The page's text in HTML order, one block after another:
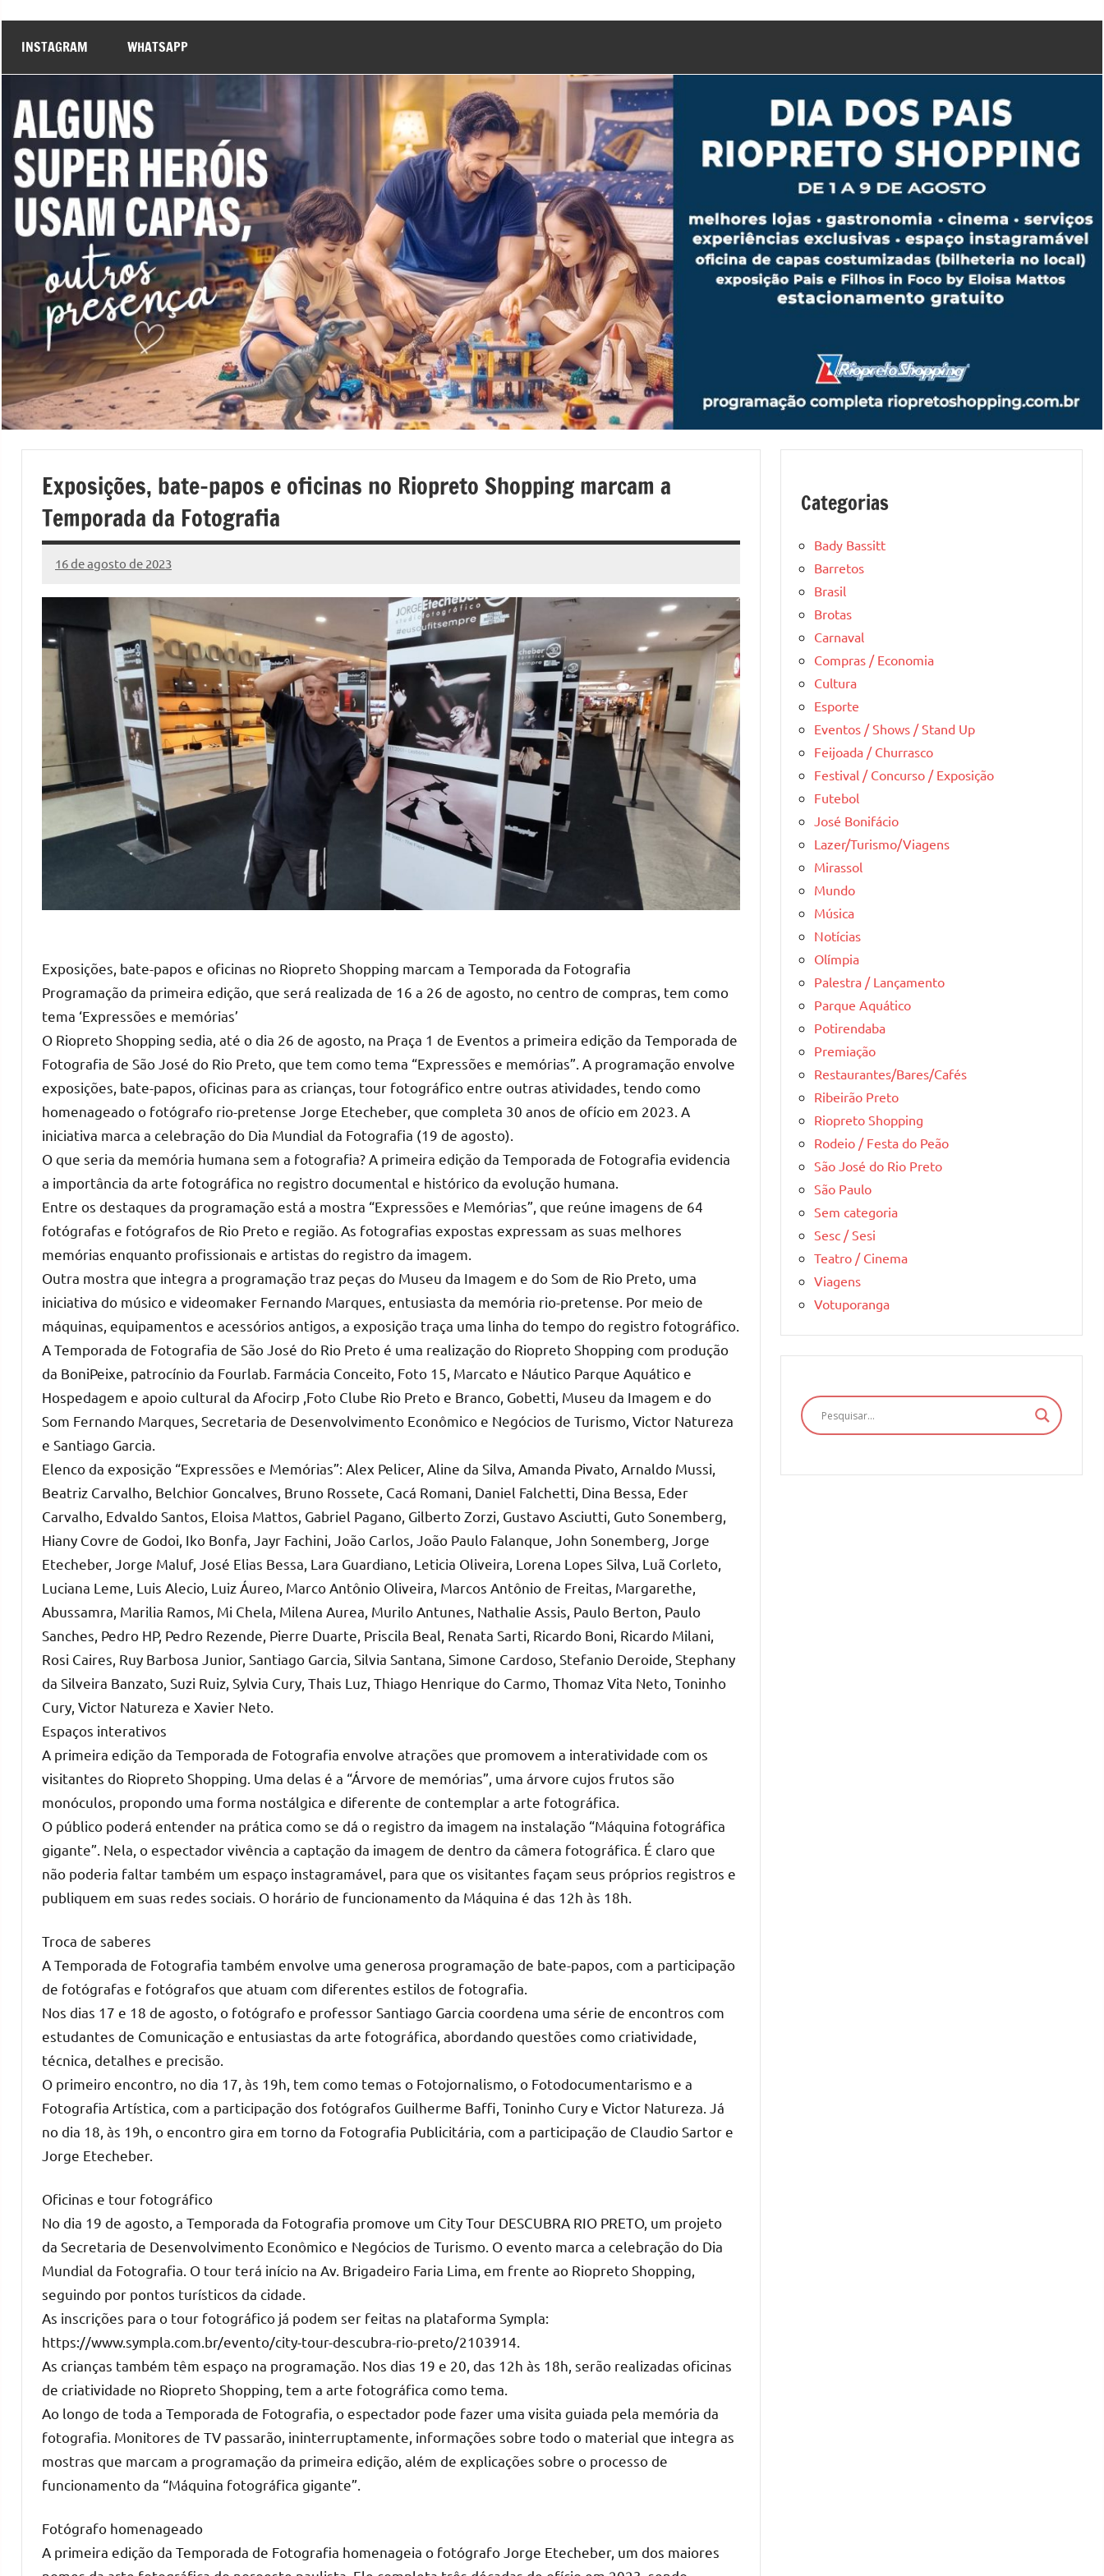
INSTAGRAM WHATSAPP
Exposições, bate-papos e oficinas no Riopreto Shopping marcam a
Temporada da Fotografia
16 de agosto de 2023
Marcelo
Fachin
1
comentário
Exposições, bate-papos e oficinas no Riopreto Shopping marcam a Temporada da Fotografia
Programação da primeira edição, que será realizada de 16 a 26 de agosto, no centro de compras, tem como
tema ‘Expressões e memórias’
O Riopreto Shopping sedia, até o dia 26 de agosto, na Praça 1 de Eventos a primeira edição da Temporada de
Fotografia de São José do Rio Preto, que tem como tema “Expressões e memórias”. A programação envolve
exposições, bate-papos, oficinas para as crianças, tour fotográfico entre outras atividades, tendo como
homenageado o fotógrafo rio-pretense Jorge Etecheber, que completa 30 anos de ofício em 2023. A
iniciativa marca a celebração do Dia Mundial da Fotografia (19 de agosto).
O que seria da memória humana sem a fotografia? A primeira edição da Temporada de Fotografia evidencia
a importância da arte fotográfica no registro documental e histórico da evolução humana.
Entre os destaques da programação está a mostra “Expressões e Memórias”, que reúne imagens de 64
fotógrafas e fotógrafos de Rio Preto e região. As fotografias expostas expressam as suas melhores
memórias enquanto profissionais e artistas do registro da imagem.
Outra mostra que integra a programação traz peças do Museu da Imagem e do Som de Rio Preto, uma
iniciativa do músico e videomaker Fernando Marques, entusiasta da memória rio-pretense. Por meio de
máquinas, equipamentos e acessórios antigos, a exposição traça uma linha do tempo do registro fotográfico.
A Temporada de Fotografia de São José do Rio Preto é uma realização do Riopreto Shopping com produção
da BoniPeixe, patrocínio da Fourlab. Farmácia Conceito, Foto 15, Marcato e Náutico Parque Aquático e
Hospedagem e apoio cultural da Afocirp ,Foto Clube Rio Preto e Branco, Gobetti, Museu da Imagem e do
Som Fernando Marques, Secretaria de Desenvolvimento Econômico e Negócios de Turismo, Victor Natureza
e Santiago Garcia.
Elenco da exposição “Expressões e Memórias”: Alex Pelicer, Aline da Silva, Amanda Pivato, Arnaldo Mussi,
Beatriz Carvalho, Belchior Goncalves, Bruno Rossete, Cacá Romani, Daniel Falchetti, Dina Bessa, Eder
Carvalho, Edvaldo Santos, Eloisa Mattos, Gabriel Pagano, Gilberto Zorzi, Gustavo Asciutti, Guto Sonemberg,
Hiany Covre de Godoi, Iko Bonfa, Jayr Fachini, João Carlos, João Paulo Falanque, John Sonemberg, Jorge
Etecheber, Jorge Maluf, José Elias Bessa, Lara Guardiano, Leticia Oliveira, Lorena Lopes Silva, Luã Corleto,
Luciana Leme, Luis Alecio, Luiz Áureo, Marco Antônio Oliveira, Marcos Antônio de Freitas, Margarethe,
Abussamra, Marilia Ramos, Mi Chela, Milena Aurea, Murilo Antunes, Nathalie Assis, Paulo Berton, Paulo
Sanches, Pedro HP, Pedro Rezende, Pierre Duarte, Priscila Beal, Renata Sarti, Ricardo Boni, Ricardo Milani,
Rosi Caires, Ruy Barbosa Junior, Santiago Garcia, Silvia Santana, Simone Cardoso, Stefanio Deroide, Stephany
da Silveira Banzato, Suzi Ruiz, Sylvia Cury, Thais Luz, Thiago Henrique do Carmo, Thomaz Vita Neto, Toninho
Cury, Victor Natureza e Xavier Neto.
Espaços interativos
A primeira edição da Temporada de Fotografia envolve atrações que promovem a interatividade com os
visitantes do Riopreto Shopping. Uma delas é a “Árvore de memórias”, uma árvore cujos frutos são
monóculos, propondo uma forma nostálgica e diferente de contemplar a arte fotográfica.
O público poderá entender na prática como se dá o registro da imagem na instalação “Máquina fotográfica
gigante”. Nela, o espectador vivência a captação da imagem de dentro da câmera fotográfica. É claro que
não poderia faltar também um espaço instagramável, para que os visitantes façam seus próprios registros e
publiquem em suas redes sociais. O horário de funcionamento da Máquina é das 12h às 18h.
Troca de saberes
A Temporada de Fotografia também envolve uma generosa programação de bate-papos, com a participação
de fotógrafas e fotógrafos que atuam com diferentes estilos de fotografia.
Nos dias 17 e 18 de agosto, o fotógrafo e professor Santiago Garcia coordena uma série de encontros com
estudantes de Comunicação e entusiastas da arte fotográfica, abordando questões como criatividade,
técnica, detalhes e precisão.
O primeiro encontro, no dia 17, às 19h, tem como temas o Fotojornalismo, o Fotodocumentarismo e a
Fotografia Artística, com a participação dos fotógrafos Guilherme Baffi, Toninho Cury e Victor Natureza. Já
no dia 18, às 19h, o encontro gira em torno da Fotografia Publicitária, com a participação de Claudio Sartor e
Jorge Etecheber.
Oficinas e tour fotográfico
No dia 19 de agosto, a Temporada da Fotografia promove um City Tour DESCUBRA RIO PRETO, um projeto
da Secretaria de Desenvolvimento Econômico e Negócios de Turismo. O evento marca a celebração do Dia
Mundial da Fotografia. O tour terá início na Av. Brigadeiro Faria Lima, em frente ao Riopreto Shopping,
seguindo por pontos turísticos da cidade.
As inscrições para o tour fotográfico já podem ser feitas na plataforma Sympla:
https://www.sympla.com.br/evento/city-tour-descubra-rio-preto/2103914.
As crianças também têm espaço na programação. Nos dias 19 e 20, das 12h às 18h, serão realizadas oficinas
de criatividade no Riopreto Shopping, tem a arte fotográfica como tema.
Ao longo de toda a Temporada de Fotografia, o espectador pode fazer uma visita guiada pela memória da
fotografia. Monitores de TV passarão, ininterruptamente, informações sobre todo o material que integra as
mostras que marcam a programação da primeira edição, além de explicações sobre o processo de
funcionamento da “Máquina fotográfica gigante”.
Fotógrafo homenageado
A primeira edição da Temporada de Fotografia homenageia o fotógrafo Jorge Etecheber, um dos maiores
Categorias
Bady Bassitt
Barretos
Brasil
Brotas
Carnaval
Compras / Economia
Cultura
Esporte
Eventos / Shows / Stand Up
Feijoada / Churrasco
Festival / Concurso / Exposição
Futebol
José Bonifácio
Lazer/Turismo/Viagens
Mirassol
Mundo
Música
Notícias
Olímpia
Palestra / Lançamento
Parque Aquático
Potirendaba
Premiação
Restaurantes/Bares/Cafés
Ribeirão Preto
Riopreto Shopping
Rodeio / Festa do Peão
São José do Rio Preto
São Paulo
Sem categoria
Sesc / Sesi
Teatro / Cinema
Viagens
Votuporanga